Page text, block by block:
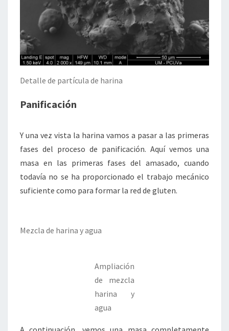
Detalle de partícula de harina
Panificación
Y una vez vista la harina vamos a pasar a las primeras
fases del proceso de panificación. Aquí vemos una
masa en las primeras fases del amasado, cuando
todavía no se ha proporcionado el trabajo mecánico
suficiente como para formar la red de gluten.
Mezcla de harina y agua
Ampliación
de mezcla
harina y
agua